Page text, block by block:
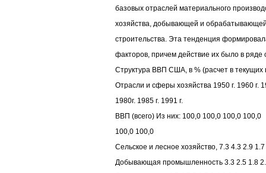
базовых отраслей материального
хозяйства, добывающей и
строительства. Эта тенденция
факторов, причем действие их было в
Структура ВВП США, в % (расчет в текущих
Отрасли и сферы хозяйства 1950 г. 1960 г.
1980г. 1985 г. 1991 г.
ВВП (всего) Из них: 100,0 100,0 100,0 100,0
100,0 100,0
Сельское и лесное хозяйство, 7.3 4.3 2.9
Добывающая промышленность 3.3 2.5 1.8